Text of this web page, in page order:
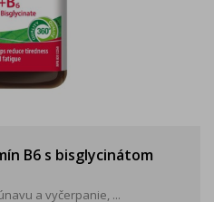
B6 s bisglycinátom
a vyčerpanie, ...